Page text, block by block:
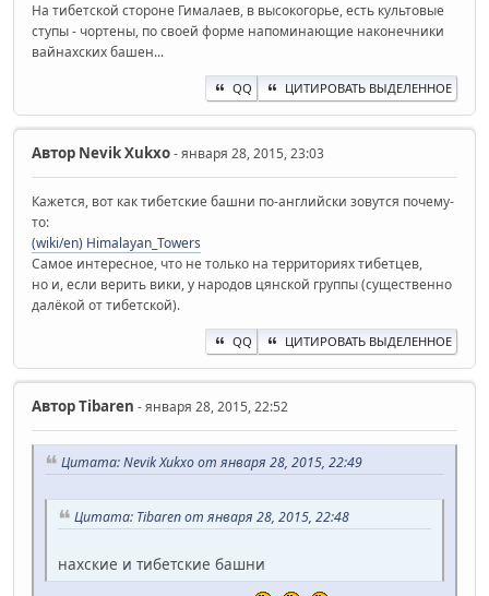
На тибетской стороне Гималаев, в высокогорье, есть культовые
ступы - чортены, по своей форме напоминающие наконечники
вайнахских башен...
QQ ЦИТИРОВАТЬ ВЫДЕЛЕННОЕ
Автор Nevik Xukxo- января 28, 2015, 23:03
Кажется, вот как тибетские башни по-английски зовутся почему-
то:
(wiki/en) Himalayan_Towers
Самое интересное, что не только на территориях тибетцев,
но и, если верить вики, у народов цянской группы (существенно
далёкой от тибетской).
QQ ЦИТИРОВАТЬ ВЫДЕЛЕННОЕ
АвторTibaren - января 28, 2015, 22:52
Цитата: Nevik Xukxo от января 28, 2015, 22:49
Цитата: Tibaren от января 28, 2015, 22:48
нахские и тибетские башни